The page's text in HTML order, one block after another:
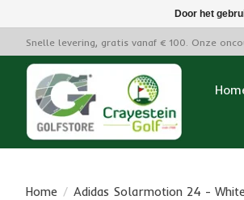
Snelle levering, gratis vanaf € 100. Onze
Home / Adidas Solarmotion 24 -
Door het